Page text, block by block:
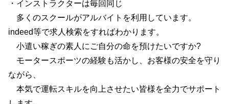
・インストラクターは毎回同じ
多くのスクールがアルバイトを利用しています。
indeed等で求人検索をすればわかります。
小遣い稼ぎの素人にご自分の命を預けたいですか?
モータースポーツの経験も活かし、お客様の安全を守り
ながら、
本気で運転スキルを向上させたい皆様を全力でサポート